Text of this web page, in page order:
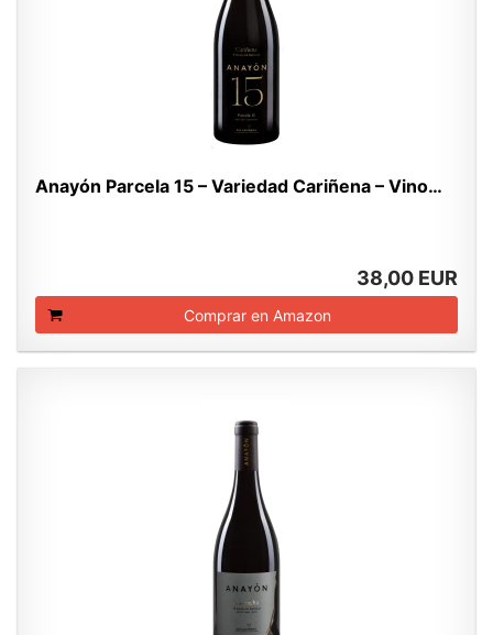
Anayón Parcela 15 – Variedad Cariñena – Vino…
38,00 EUR
Comprar en Amazon